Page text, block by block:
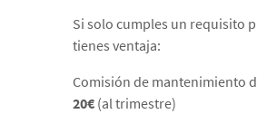
Si solo cumples un requisito
tienes ventaja:
Comisión de mantenimiento
20€ (al trimestre)